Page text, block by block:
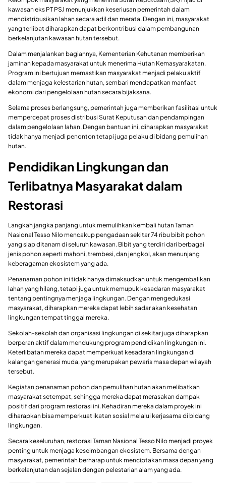
kawasan eks PT PSJ menunjukkan keseriusan pemerintah dalam
mendistribusikan lahan secara adil dan merata. Dengan ini, masyarakat
yang terlibat diharapkan dapat berkontribusi dalam pembangunan
berkelanjutan kawasan hutan tersebut.
Dalam menjalankan bagiannya, Kementerian Kehutanan memberikan
jaminan kepada masyarakat untuk menerima Hutan Kemasyarakatan.
Program ini bertujuan memastikan masyarakat menjadi pelaku aktif
dalam menjaga kelestarian hutan, sembari mendapatkan manfaat
ekonomi dari pengelolaan hutan secara bijaksana.
Selama proses berlangsung, pemerintah juga memberikan fasilitasi untuk
mempercepat proses distribusi Surat Keputusan dan pendampingan
dalam pengelolaan lahan. Dengan bantuan ini, diharapkan masyarakat
tidak hanya menjadi penonton tetapi juga pelaku di bidang pemulihan
hutan.
Pendidikan Lingkungan dan
Terlibatnya Masyarakat dalam
Restorasi
Langkah jangka panjang untuk memulihkan kembali hutan Taman
Nasional Tesso Nilo mencakup pengadaan sekitar 74 ribu bibit pohon
yang siap ditanam di seluruh kawasan. Bibit yang terdiri dari berbagai
jenis pohon seperti mahoni, trembesi, dan jengkol, akan menunjang
keberagaman ekosistem yang ada.
Penanaman pohon ini tidak hanya dimaksudkan untuk mengembalikan
lahan yang hilang, tetapi juga untuk memupuk kesadaran masyarakat
tentang pentingnya menjaga lingkungan. Dengan mengedukasi
masyarakat, diharapkan mereka dapat lebih sadar akan kesehatan
lingkungan tempat tinggal mereka.
Sekolah-sekolah dan organisasi lingkungan di sekitar juga diharapkan
berperan aktif dalam mendukung program pendidikan lingkungan ini.
Keterlibatan mereka dapat memperkuat kesadaran lingkungan di
kalangan generasi muda, yang merupakan pewaris masa depan wilayah
tersebut.
Kegiatan penanaman pohon dan pemulihan hutan akan melibatkan
masyarakat setempat, sehingga mereka dapat merasakan dampak
positif dari program restorasi ini. Kehadiran mereka dalam proyek ini
diharapkan bisa memperkuat ikatan sosial melalui kerjasama di bidang
lingkungan.
Secara keseluruhan, restorasi Taman Nasional Tesso Nilo menjadi proyek
penting untuk menjaga keseimbangan ekosistem. Bersama dengan
masyarakat, pemerintah berharap untuk menciptakan masa depan yang
berkelanjutan dan sejalan dengan pelestarian alam yang ada.